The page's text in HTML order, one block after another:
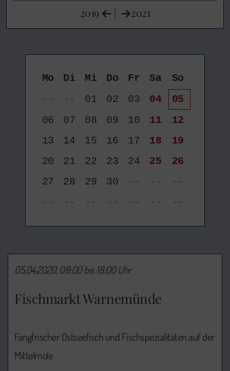
2019 | 2021
Mo Di Mi Do Fr Sa
So
--
-- 01 02 03 04
05
06
07 08 09 10 11
12
13
14 15 16 17 18
19
20
21 22 23 24 25
26
27
28 29 30 -- --
--
--
-- -- -- -- -- --
Fischmarkt Warnemünde
05.04.2020, 08:00 bis 18:00 Uhr
Fangfrischer Ostseefisch und Fischspezialitäten auf der
Mittelmole